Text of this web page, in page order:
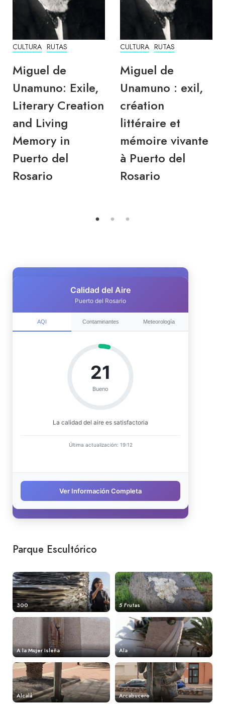
CULTURA RUTAS
Miguel de
Unamuno: Exile,
Literary Creation
and Living
Memory in
Puerto del
Rosario
CULTURA RUTAS
Miguel de
Unamuno : exil,
création
littéraire et
mémoire vivante
à Puerto del
Rosario
Parque Escultórico
300 5 Frutas
A la Mujer Isleña Ala
Alcalá Arcabucero